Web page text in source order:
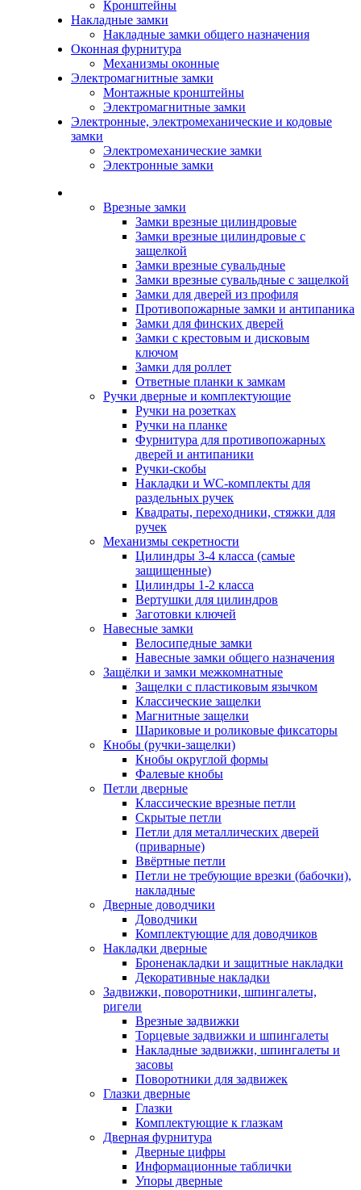
Кронштейны
Накладные замки
Накладные замки общего назначения
Оконная фурнитура
Механизмы оконные
Электромагнитные замки
Монтажные кронштейны
Электромагнитные замки
Электронные, электромеханические и кодовые
замки
Электромеханические замки
Электронные замки
Врезные замки
Замки врезные цилиндровые
Замки врезные цилиндровые с
защелкой
Замки врезные сувальдные
Замки врезные сувальдные с защелкой
Замки для дверей из профиля
Противопожарные замки и антипаника
Замки для финских дверей
Замки с крестовым и дисковым
ключом
Замки для роллет
Ответные планки к замкам
Ручки дверные и комплектующие
Ручки на розетках
Ручки на планке
Фурнитура для противопожарных
дверей и антипаники
Ручки-скобы
Накладки и WC-комплекты для
раздельных ручек
Квадраты, переходники, стяжки для
ручек
Механизмы секретности
Цилиндры 3-4 класса (самые
защищенные)
Цилиндры 1-2 класса
Вертушки для цилиндров
Заготовки ключей
Навесные замки
Велосипедные замки
Навесные замки общего назначения
Защёлки и замки межкомнатные
Защелки с пластиковым язычком
Классические защелки
Магнитные защелки
Шариковые и роликовые фиксаторы
Кнобы (ручки-защелки)
Кнобы округлой формы
Фалевые кнобы
Петли дверные
Классические врезные петли
Скрытые петли
Петли для металлических дверей
(приварные)
Ввёртные петли
Петли не требующие врезки (бабочки),
накладные
Дверные доводчики
Доводчики
Комплектующие для доводчиков
Накладки дверные
Броненакладки и защитные накладки
Декоративные накладки
Задвижки, поворотники, шпингалеты,
ригели
Врезные задвижки
Торцевые задвижки и шпингалеты
Накладные задвижки, шпингалеты и
засовы
Поворотники для задвижек
Глазки дверные
Глазки
Комплектующие к глазкам
Дверная фурнитура
Дверные цифры
Информационные таблички
Упоры дверные